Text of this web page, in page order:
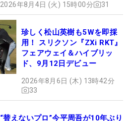
2026年8月4日 (火) 15時00分 31
珍しく松山英樹も5Wを即採
用！ スリクソン『ZXi RKT』
フェアウェイ＆ハイブリッ
ド、9月12日デビュー
2026年8月6日 (木) 13時42分
33
“替えないプロ”今平周吾が10年ぶり